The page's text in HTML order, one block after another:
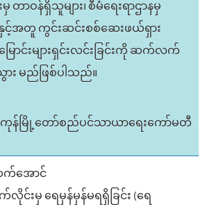
တာဝန်ရှိသူများ၊ စီမံရေးရာဌာနမှ
နှင့်အတူ ကွင်းဆင်းစစ်ဆေးဖယ်ရှား
မြောင်းများရှင်းလင်းခြင်းကို ဆက်လက်
း မည်ဖြစ်ပါသည်။
ကုန်မြို့တော်စည်ပင်သာယာရေးကော်မတီ
က်အောင်
က်လိုင်းမှ ရေမှန်မှန်မရရှိခြင်း (ရေ